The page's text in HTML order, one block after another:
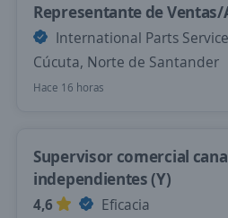
Representante de
International Parts
Cúcuta, Norte de Santander
Hace 16 horas
Supervisor comercial
independientes (Y)
4,6
Eficacia